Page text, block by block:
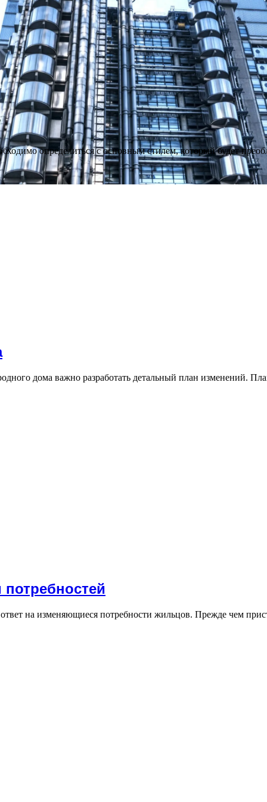
определиться с основным стилем, который будет
дома важно разработать детальный план изменений.
на изменяющиеся потребности жильцов. Прежде чем